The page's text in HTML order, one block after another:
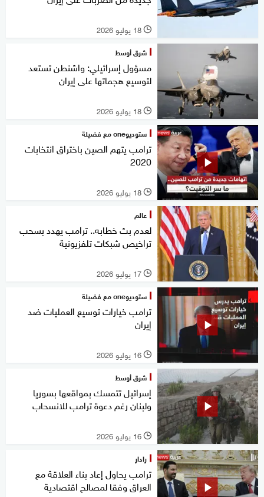
l 18 يوليو 2026
شرق أوسط
مسؤول إسرائيلي: واشنطن تستعد
لتوسيع هجماتها على إيران
l 18 يوليو 2026
ستوديوone مع فضيلة
ترامب يتهم الصين باختراق انتخابات
2020
l 18 يوليو 2026
عالم
لعدم بث خطابه.. ترامب يهدد بسحب
تراخيص شبكات تلفزيونية
l 17 يوليو 2026
ستوديوone مع فضيلة
ترامب خيارات توسيع العمليات ضد
إيران
l 16 يوليو 2026
شرق أوسط
إسرائيل تتمسك بمواقعها بسوريا
ولبنان رغم دعوة ترامب للانسحاب
l 16 يوليو 2026
رادار
ترامب يحاول إعاد بناء العلاقة مع
العراق وفقا لمصالح اقتصادية